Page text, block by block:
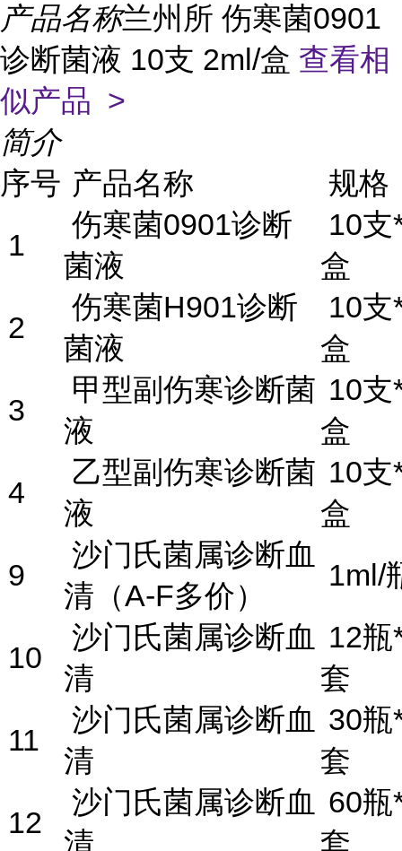
产品名称兰州所 伤寒菌0901
诊断菌液 10支 2ml/盒 查看相
似产品 >
简介
序号 产品名称
规格
1
伤寒菌0901诊断
菌液
10支
盒
2
伤寒菌H901诊断
菌液
10支
盒
3
甲型副伤寒诊断菌
液
10支
盒
4
乙型副伤寒诊断菌
液
10支
盒
9
沙门氏菌属诊断血
清（A-F多价）
1ml/
10
沙门氏菌属诊断血
清
12瓶
套
11
沙门氏菌属诊断血
清
30瓶
套
12
沙门氏菌属诊断血
清
60瓶
套